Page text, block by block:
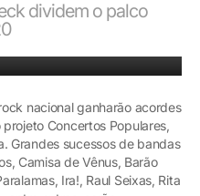
dividem o palco
nacional ganharão acordes
Concertos Populares,
Grandes sucessos de bandas
Camisa de Vênus, Barão
Ira!, Raul Seixas, Rita